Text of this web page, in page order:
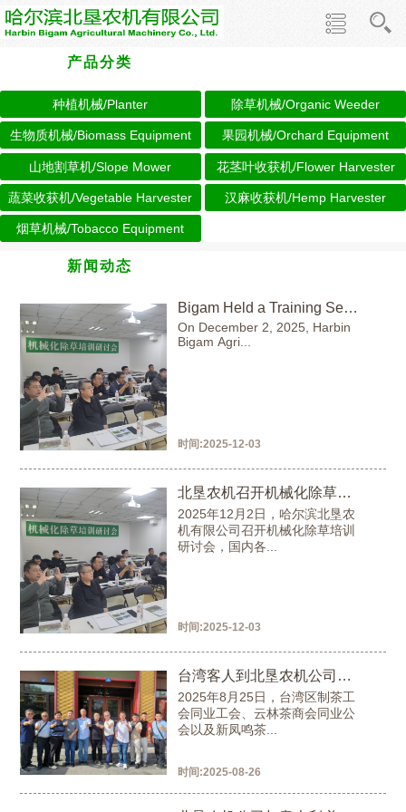
产品分类
种植机械/Planter 除草机械/Organic Weeder
生物质机械/Biomass Equipment 果园机械/Orchard Equipment
山地割草机/Slope Mower 花茎叶收获机/Flower Harvester
蔬菜收获机/Vegetable Harvester 汉麻收获机/Hemp Harvester
烟草机械/Tobacco Equipment
新闻动态
Bigam Held a Training Seminar on Mechanized Weeding
On December 2, 2025, Harbin
Bigam Agri...
时间:2025-12-03
北垦农机召开机械化除草培训研讨会
2025年12月2日，哈尔滨北垦农
机有限公司召开机械化除草培训
研讨会，国内各...
时间:2025-12-03
台湾客人到北垦农机公司参观考察
2025年8月25日，台湾区制茶工
会同业工会、云林茶商会同业公
会以及新凤鸣茶...
时间:2025-08-26